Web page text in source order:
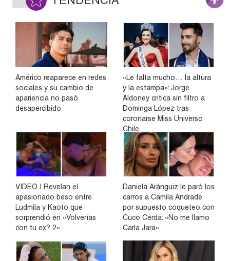
Américo reaparece en redes
sociales y su cambio de
apariencia no pasó
desapercibido
«Le falta mucho… la altura
y la estampa»: Jorge
Aldoney critica sin filtro a
Dominga López tras
coronarse Miss Universo
Chile
VIDEO | Revelan el
apasionado beso entre
Ludmila y Kaoto que
sorprendió en «Volverías
con tu ex? 2»
Daniela Aránguiz le paró los
carros a Camila Andrade
por supuesto coqueteo con
Cuco Cerda: «No me llamo
Carla Jara»